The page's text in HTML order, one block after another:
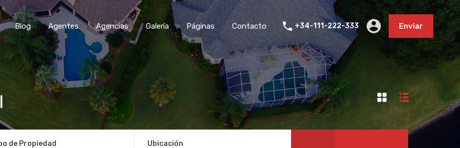
Blog Agentes Agencias Galería Páginas Contacto +34-111-222-333 Enviar
de Propiedad Ubicación